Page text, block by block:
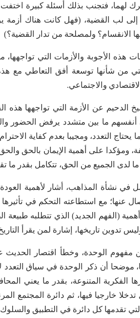
لهما، فتجنب بذلك أسئلة كبيرة
لب القضية، (فهل كانت هناك أزمة
الانقسام؟ ولمصلحة من تدار القضية؟)
الأجوبة والأزمات التي تواجهها،
من شأنها توسعة أفق التعاطي مع
والاجتماعي.
الدحيم عن الأزمة التي تواجهها هذه
أنفسهم ما بين متشدد يرفض الحضور
يحتاج التعدد، ومجيبا بعدم كفاية
ومؤكدا على أهمية الإيمان بالحق
لدى الجميع من الحق، تتكامل بقدر ما
نشأة المذاهب، أشار لأهمية العودة
عنها؛ مع استطاعته التحكم في
(الفهم الجديد) الذي تتطلبه
تدوين تاريخها، إشارة لمن يقرأ
الوحدة، وخطأ اقتصار الحديث
موضحا أن ذكر الوحدة في سياق التعدد
الفكرية المتنوعة، بقدر ما يعني
تدخلا خارجيا فيها، ثم دائرة المجتمع
تقدمها كل دائرة في التطبيق والسلوك